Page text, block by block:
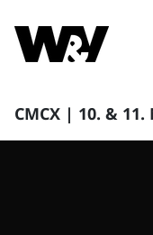
CMCX | 10. &